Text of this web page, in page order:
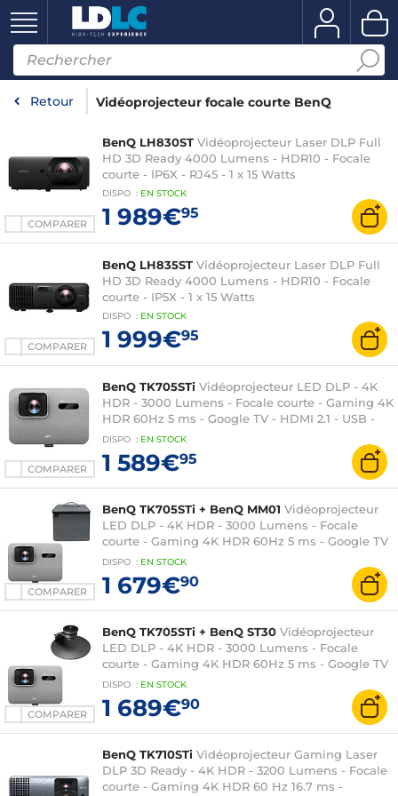
Retour Vidéoprojecteur focale courte BenQ
COMPARER
BenQ LH830ST Vidéoprojecteur Laser DLP Full
HD 3D Ready 4000 Lumens - HDR10 - Focale
courte - IP6X - RJ45 - 1 x 15 Watts
DISPO : EN STOCK
1 989€95
COMPARER
BenQ LH835ST Vidéoprojecteur Laser DLP Full
HD 3D Ready 4000 Lumens - HDR10 - Focale
courte - IP5X - 1 x 15 Watts
DISPO : EN STOCK
1 999€95
COMPARER
BenQ TK705STi Vidéoprojecteur LED DLP - 4K
HDR - 3000 Lumens - Focale courte - Gaming 4K
HDR 60Hz 5 ms - Google TV - HDMI 2.1 - USB -
Hauts-parleurs 2 x 8 Watts
DISPO : EN STOCK
1 589€95
COMPARER
BenQ TK705STi + BenQ MM01 Vidéoprojecteur
LED DLP - 4K HDR - 3000 Lumens - Focale
courte - Gaming 4K HDR 60Hz 5 ms - Google TV
- HDMI 2.1 - USB - Hauts-parleurs 2 x 8 Watts +
Sacoche de transport
DISPO : EN STOCK
1 679€90
COMPARER
BenQ TK705STi + BenQ ST30 Vidéoprojecteur
LED DLP - 4K HDR - 3000 Lumens - Focale
courte - Gaming 4K HDR 60Hz 5 ms - Google TV
- HDMI 2.1 - USB - Hauts-parleurs 2 x 8 Watts +
DISPO : EN STOCK
1 689€90
BenQ TK710STi Vidéoprojecteur Gaming Laser
DLP 3D Ready - 4K HDR - 3200 Lumens - Focale
courte - Gaming 4K HDR 60 Hz 16.7 ms -